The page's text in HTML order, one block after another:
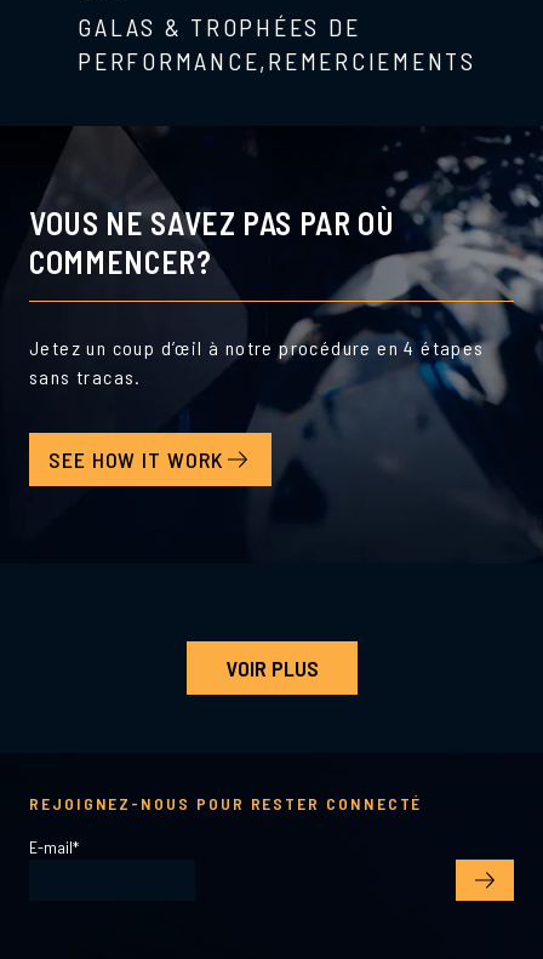
GALAS & TROPHÉES DE
PERFORMANCE,REMERCIEMENTS
VOUS NE SAVEZ PAS PAR OÙ
COMMENCER?
Jetez un coup d’œil à notre procédure en 4 étapes
sans tracas.
SEE HOW IT WORK
VOIR PLUS
REJOIGNEZ-NOUS POUR RESTER CONNECTÉ
E-mail*